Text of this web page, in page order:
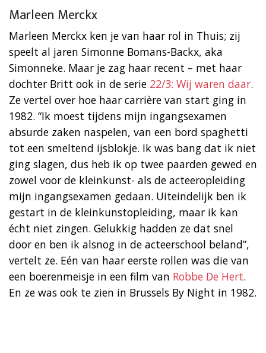
Marleen Merckx
Marleen Merckx ken je van haar rol in Thuis; zij
speelt al jaren Simonne Bomans-Backx, aka
Simonneke. Maar je zag haar recent – met haar
dochter Britt ook in de serie 22/3: Wij waren daar.
Ze vertel over hoe haar carrière van start ging in
1982. “Ik moest tijdens mijn ingangsexamen
absurde zaken naspelen, van een bord spaghetti
tot een smeltend ijsblokje. Ik was bang dat ik niet
ging slagen, dus heb ik op twee paarden gewed en
zowel voor de kleinkunst- als de acteeropleiding
mijn ingangsexamen gedaan. Uiteindelijk ben ik
gestart in de kleinkunstopleiding, maar ik kan
écht niet zingen. Gelukkig hadden ze dat snel
door en ben ik alsnog in de acteerschool beland”,
vertelt ze. Eén van haar eerste rollen was die van
een boerenmeisje in een film van Robbe De Hert.
En ze was ook te zien in Brussels By Night in 1982.